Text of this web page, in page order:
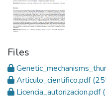
Files
Articulo_cientifico.pdf
Licencia_autorizacion.pdf